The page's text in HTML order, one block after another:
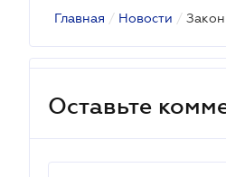
Главная / Новости /
Оставьте